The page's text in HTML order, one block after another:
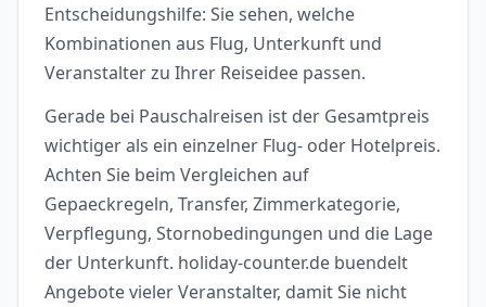
Entscheidungshilfe: Sie sehen, welche
Kombinationen aus Flug, Unterkunft und
Veranstalter zu Ihrer Reiseidee passen.
Gerade bei Pauschalreisen ist der Gesamtpreis
wichtiger als ein einzelner Flug- oder Hotelpreis.
Achten Sie beim Vergleichen auf
Gepaeckregeln, Transfer, Zimmerkategorie,
Verpflegung, Stornobedingungen und die Lage
der Unterkunft. holiday-counter.de buendelt
Angebote vieler Veranstalter, damit Sie nicht